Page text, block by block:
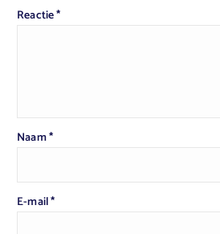
Reactie*
Naam*
E-mail*